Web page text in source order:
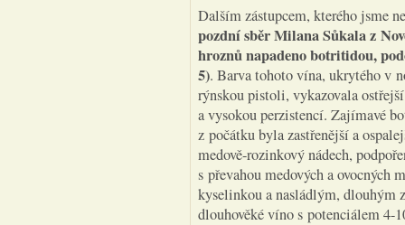
Dalším zástupcem, kterého jsme
pozdní sběr Milana Sůkala z
hroznů napadeno botritidou,
5). Barva tohoto vína, ukrytého v
rýnskou pistoli, vykazovala
a vysokou perzistencí. Zajímavé
z počátku byla zastřenější a
medově-rozinkový nádech,
s převahou medových a ovocných
kyselinkou a nasládlým, dlouhým
dlouhověké víno s potenciálem